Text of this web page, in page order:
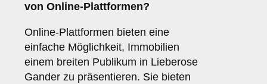
von Online-Plattformen?
Online-Plattformen bieten eine
einfache Möglichkeit, Immobilien
einem breiten Publikum in Lieberose
Gander zu präsentieren. Sie bieten